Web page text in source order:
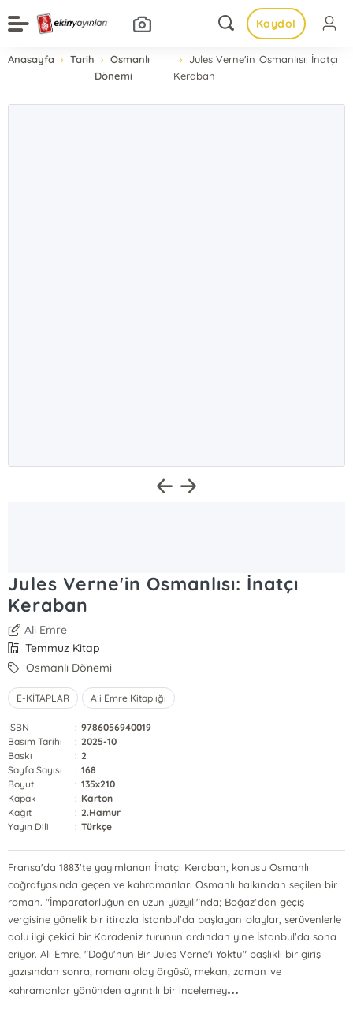
Kaydol
Anasayfa Tarih
Osmanlı
Dönemi
Jules Verne'in Osmanlısı: İnatçı
Keraban
Jules Verne'in Osmanlısı: İnatçı
Keraban
Ali Emre
Temmuz Kitap
Osmanlı Dönemi
E-KİTAPLAR Ali Emre Kitaplığı
ISBN : 9786056940019
Basım Tarihi
: 2025-10
Baskı
: 2
Sayfa Sayısı
: 168
Boyut
: 135x210
Kapak
: Karton
Kağıt
: 2.Hamur
Yayın Dili
: Türkçe
Fransa'da 1883'te yayımlanan İnatçı Keraban, konusu Osmanlı
coğrafyasında geçen ve kahramanları Osmanlı halkından seçilen bir
roman. "İmparatorluğun en uzun yüzyılı"nda; Boğaz'dan geçiş
vergisine yönelik bir itirazla İstanbul'da başlayan olaylar, serüvenlerle
dolu ilgi çekici bir Karadeniz turunun ardından yine İstanbul'da sona
eriyor. Ali Emre, "Doğu'nun Bir Jules Verne'i Yoktu" başlıklı bir giriş
yazısından sonra, romanı olay örgüsü, mekan, zaman ve
kahramanlar yönünden ayrıntılı bir incelemey...